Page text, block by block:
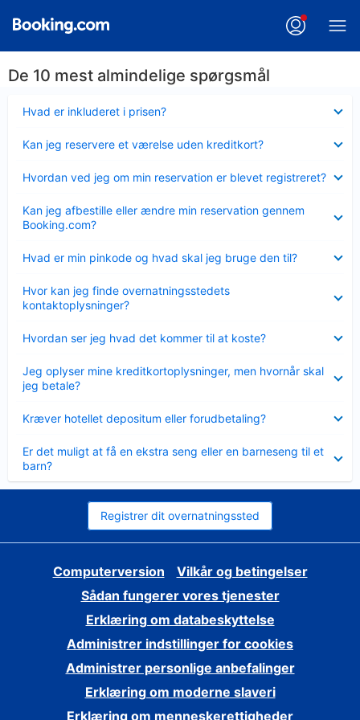
De 10 mest almindelige spørgsmål
Hvad er inkluderet i prisen?
Kan jeg reservere et værelse uden kreditkort?
Hvordan ved jeg om min reservation er blevet registreret?
Kan jeg afbestille eller ændre min reservation gennem
Booking.com?
Hvad er min pinkode og hvad skal jeg bruge den til?
Hvor kan jeg finde overnatningsstedets
kontaktoplysninger?
Hvordan ser jeg hvad det kommer til at koste?
Jeg oplyser mine kreditkortoplysninger, men hvornår skal
jeg betale?
Kræver hotellet depositum eller forudbetaling?
Er det muligt at få en ekstra seng eller en barneseng til et
barn?
Registrer dit overnatningssted
Computerversion
Vilkår og betingelser
Sådan fungerer vores tjenester
Erklæring om databeskyttelse
Administrer indstillinger for cookies
Administrer personlige anbefalinger
Erklæring om moderne slaveri
Erklæring om menneskerettigheder